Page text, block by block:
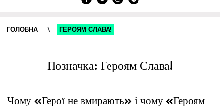
ГОЛОВНА \ ГЕРОЯМ СЛАВА!
Позначка: Героям Слава!
Чому «Герої не вмирають» і чому «Героям